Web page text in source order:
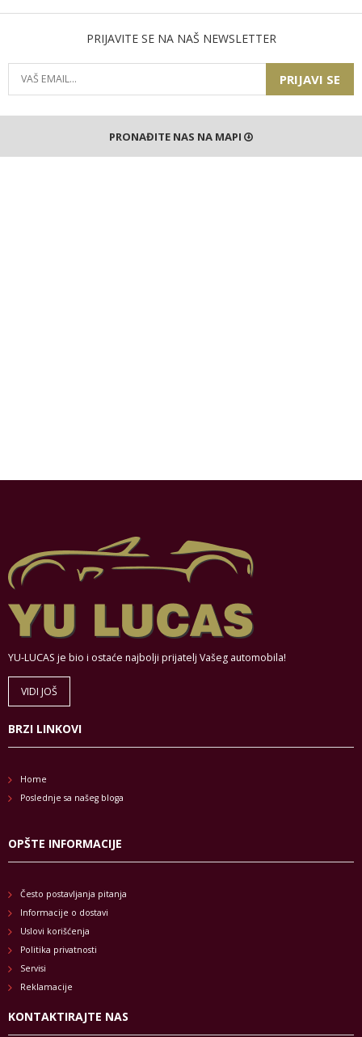
PRIJAVITE SE NA NAŠ NEWSLETTER
PRIJAVI SE
PRONAĐITE NAS NA MAPI
YU-LUCAS je bio i ostaće najbolji prijatelj Vašeg automobila!
VIDI JOŠ
BRZI LINKOVI
Home
Poslednje sa našeg bloga
OPŠTE INFORMACIJE
Često postavljanja pitanja
Informacije o dostavi
Uslovi korišćenja
Politika privatnosti
Servisi
Reklamacije
KONTAKTIRAJTE NAS